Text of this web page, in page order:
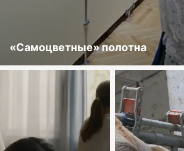
«Самоцветные» полотна